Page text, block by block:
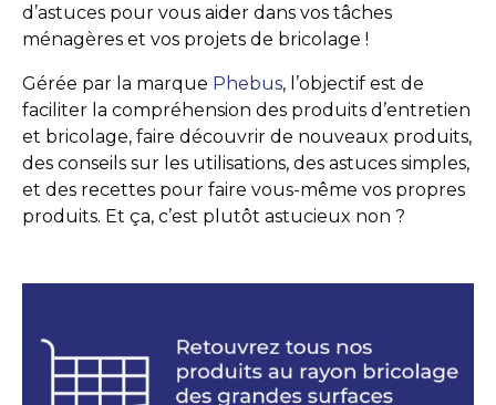
d’astuces pour vous aider dans vos tâches
ménagères et vos projets de bricolage !
Gérée par la marque Phebus, l’objectif est de
faciliter la compréhension des produits d’entretien
et bricolage, faire découvrir de nouveaux produits,
des conseils sur les utilisations, des astuces simples,
et des recettes pour faire vous-même vos propres
produits. Et ça, c’est plutôt astucieux non ?